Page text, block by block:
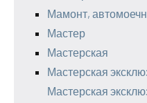
Мамонт,
Мастер
Мастерская
Мастерская
Мастерская